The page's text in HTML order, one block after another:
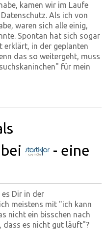
kamen wir im Laufe
Als ich von
waren sich alle einig,
Spontan hat sich sogar
erklärt, in der geplanten
das so weitergeht, muss
für mein
- eine
Dir in der
meistens mit "ich kann
nicht ein bisschen nach
dass es nicht gut läuft"?